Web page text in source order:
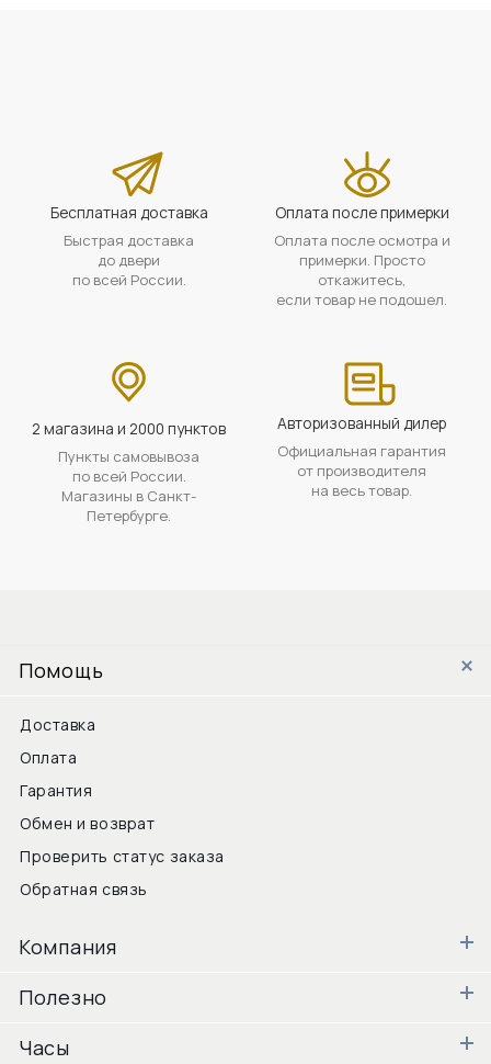
Бесплатная доставка
Быстрая доставка
до двери
по всей России.
Оплата после примерки
Оплата после осмотра и
примерки. Просто
откажитесь,
если товар не подошел.
2 магазина и 2000 пунктов
Пункты самовывоза
по всей России.
Магазины в Санкт-
Петербурге.
Авторизованный дилер
Официальная гарантия
от производителя
на весь товар.
Помощь
Доставка
Оплата
Гарантия
Обмен и возврат
Проверить статус заказа
Обратная связь
Компания
Полезно
Часы